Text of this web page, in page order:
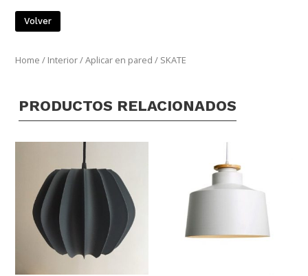
Volver
Home / Interior/Aplicar en pared / SKATE
PRODUCTOS RELACIONADOS